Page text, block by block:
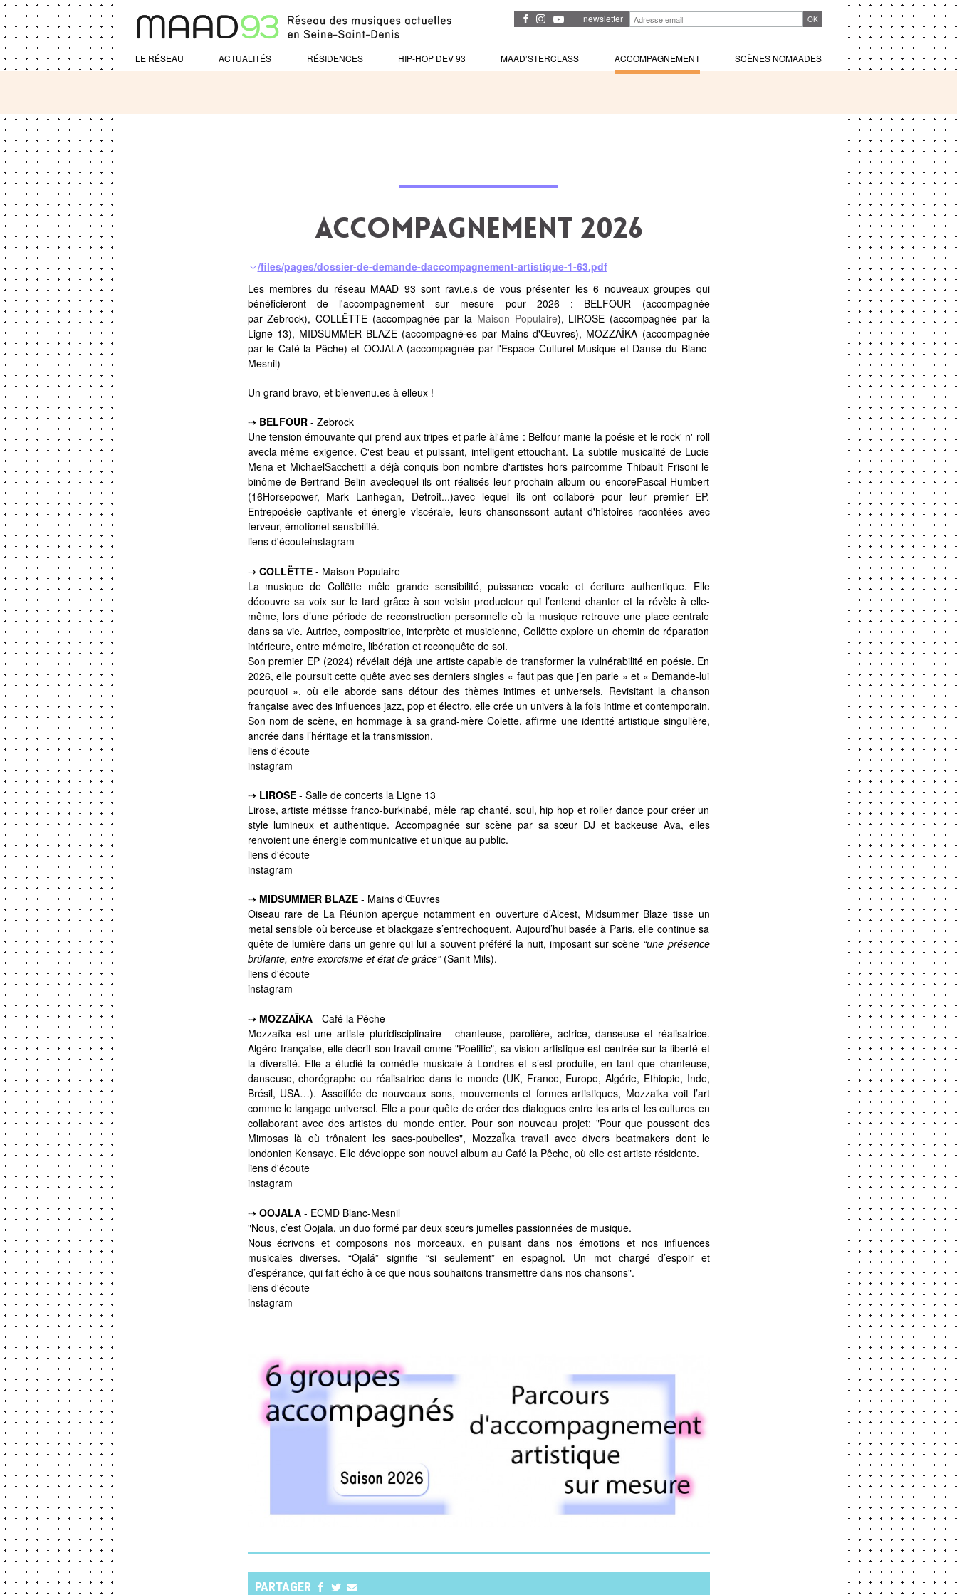
newsletter
LE RÉSEAU ACTUALITÉS RÉSIDENCES HIP-HOP DEV 93 MAAD’STERCLASS ACCOMPAGNEMENT SCÈNES NOMAADES
Accompagnement 2026
/files/pages/dossier-de-demande-daccompagnement-artistique-1-63.pdf
Les membres du réseau MAAD 93 sont ravi.e.s de vous présenter les 6 nouveaux groupes qui
bénéficieront de l'accompagnement sur mesure pour 2026 : BELFOUR (accompagnée
parZebrock), COLLËTTE(accompagnée par la Maison Populaire), LIROSE (accompagnée par la
Ligne 13), MIDSUMMER BLAZE (accompagné·es par Mains d'Œuvres), MOZZAÏKA (accompagnée
par le Café la Pêche) et OOJALA (accompagnée par l'Espace Culturel Musique et Danse du Blanc-
Mesnil)
Un grand bravo, et bienvenu.es à elleux !
⇢ BELFOUR - Zebrock
Une tension émouvante qui prend aux tripes et parle àl'âme : Belfour manie la poésie et le rock' n' roll
avecla même exigence. C'est beau et puissant, intelligent ettouchant. La subtile musicalité de Lucie
Mena et MichaelSacchetti a déjà conquis bon nombre d'artistes hors paircomme Thibault Frisoni le
binôme de Bertrand Belin aveclequel ils ont réalisés leur prochain album ou encorePascal Humbert
(16Horsepower, Mark Lanhegan, Detroit...)avec lequel ils ont collaboré pour leur premier EP.
Entrepoésie captivante et énergie viscérale, leurs chansonssont autant d'histoires racontées avec
ferveur, émotionet sensibilité.
liens d'écouteinstagram
⇢ COLLËTTE - Maison Populaire
La musique de Collëtte mêle grande sensibilité, puissance vocale et écriture authentique. Elle
découvre sa voix sur le tard grâce à son voisin producteur qui l’entend chanter et la révèle à elle-
même, lors d’une période de reconstruction personnelle où la musique retrouve une place centrale
dans sa vie. Autrice, compositrice, interprète et musicienne, Collëtte explore un chemin de réparation
intérieure, entre mémoire, libération et reconquête de soi.
Son premier EP (2024) révélait déjà une artiste capable de transformer la vulnérabilité en poésie. En
2026, elle poursuit cette quête avec ses derniers singles « faut pas que j’en parle » et « Demande-lui
pourquoi », où elle aborde sans détour des thèmes intimes et universels. Revisitant la chanson
française avec des influences jazz, pop et électro, elle crée un univers à la fois intime et contemporain.
Son nom de scène, en hommage à sa grand-mère Colette, affirme une identité artistique singulière,
ancrée dans l’héritage et la transmission.
liens d'écoute
instagram
⇢ LIROSE - Salle de concerts la Ligne 13
Lirose, artiste métisse franco-burkinabé, mêle rap chanté, soul, hip hop et roller dance pour créer un
style lumineux et authentique. Accompagnée sur scène par sa sœur DJ et backeuse Ava, elles
renvoient une énergie communicative et unique au public.
liens d'écoute
instagram
⇢ MIDSUMMER BLAZE - Mains d'Œuvres
Oiseau rare de La Réunion aperçue notamment en ouverture d’Alcest, Midsummer Blaze tisse un
metal sensible où berceuse et blackgaze s’entrechoquent. Aujourd’hui basée à Paris, elle continue sa
quête de lumière dans un genre qui lui a souvent préféré la nuit, imposant sur scène “une présence
brûlante, entre exorcisme et état de grâce” (Sanit Mils).
liens d'écoute
instagram
⇢ MOZZAÏKA - Café la Pêche
Mozzaïka est une artiste pluridisciplinaire - chanteuse, parolière, actrice, danseuse et réalisatrice.
Algéro-française, elle décrit son travail cmme "Poélitic", sa vision artistique est centrée sur la liberté et
la diversité. Ellea étudié la comédie musicale à Londres et s’est produite, en tant que chanteuse,
danseuse, chorégraphe ou réalisatrice dans le monde (UK, France, Europe, Algérie, Ethiopie, Inde,
Brésil, USA…). Assoiffée de nouveaux sons, mouvements et formes artistiques, Mozzaikavoit l’art
comme le langage universel. Elle a pour quête de créer des dialogues entre les arts et les cultures en
collaborant avec des artistes du monde entier. Pour son nouveau projet: "Pour que poussent des
Mimosas là où trônaient les sacs-poubelles", MozzaÏka travail avec divers beatmakers dont le
londonien Kensaye. Elle développe son nouvel album au Café la Pêche, où elle est artiste résidente.
liens d'écoute
instagram
⇢ OOJALA - ECMD Blanc-Mesnil
"Nous, c’est Oojala, un duo formé par deux sœurs jumelles passionnées de musique.
Nous écrivons et composons nos morceaux, en puisant dans nos émotions et nos influences
musicales diverses. “Ojalá” signifie “si seulement” en espagnol. Un mot chargé d’espoir et
d’espérance, qui fait écho à ce que nous souhaitons transmettre dans nos chansons".
liens d'écoute
instagram
PARTAGER